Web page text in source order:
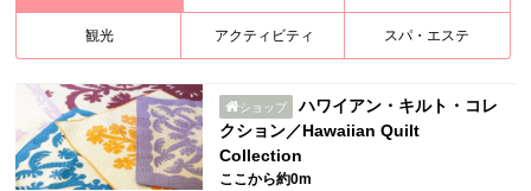
観光 アクティビティ スパ・エステ
ショップ
ハワイアン・キルト・コレ
クション／Hawaiian Quilt
Collection
ここから約0m